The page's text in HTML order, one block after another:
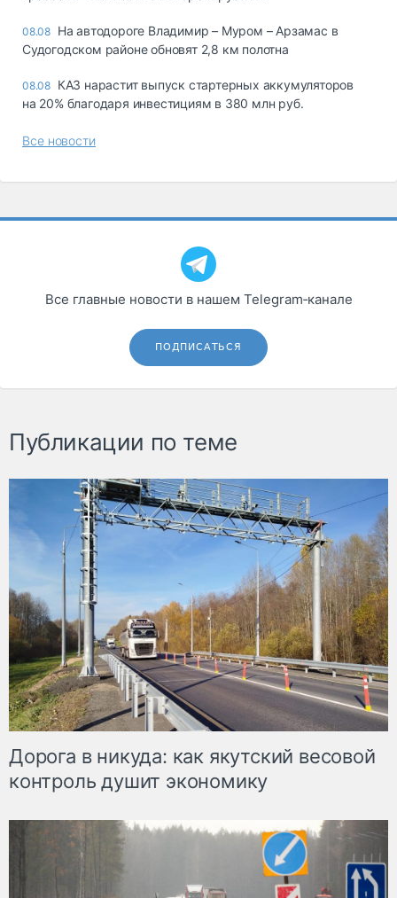
08.08 На автодороге Владимир – Муром – Арзамас в
Судогодском районе обновят 2,8 км полотна
08.08 КАЗ нарастит выпуск стартерных аккумуляторов
на 20% благодаря инвестициям в 380 млн руб.
Все новости
Все главные новости в нашем Telegram‑канале
ПОДПИСАТЬСЯ
Публикации по теме
Дорога в никуда: как якутский весовой
контроль душит экономику